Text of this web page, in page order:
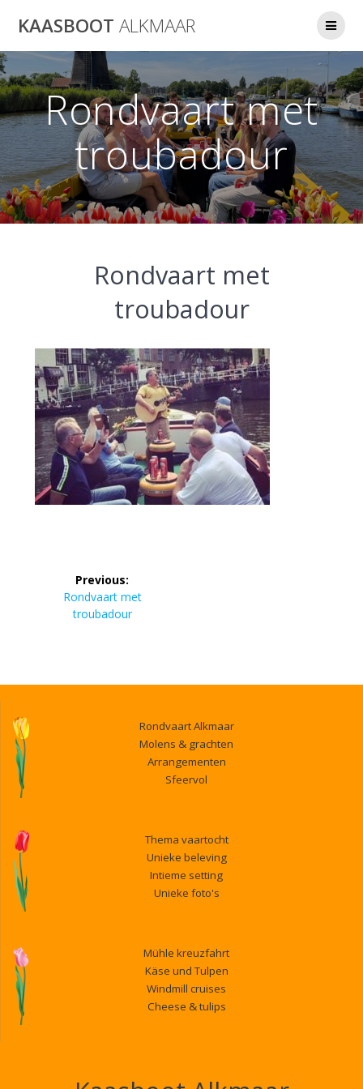
naar
KAASBOOT ALKMAAR
Rondvaart met
troubadour
Rondvaart met
troubadour
Bericht
navigatie
Previous:
Previous
post:
Rondvaart met
troubadour
Rondvaart Alkmaar
Molens & grachten
Arrangementen
Sfeervol
Thema vaartocht
Unieke beleving
Intieme setting
Unieke foto's
Mühle kreuzfahrt
Käse und Tulpen
Windmill cruises
Cheese & tulips